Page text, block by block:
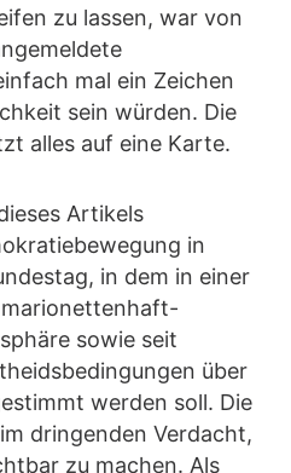
zu lassen, war von
mal ein Zeichen
sein würden. Die
alles auf eine Karte.
Artikels
in
in dem in einer
sowie seit
über
werden soll. Die
dringenden Verdacht,
zu machen. Als